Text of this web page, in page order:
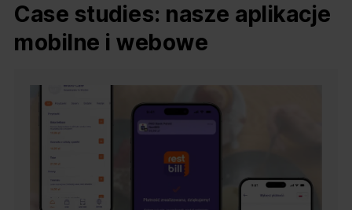
Case studies: nasze aplikacje
mobilne i webowe